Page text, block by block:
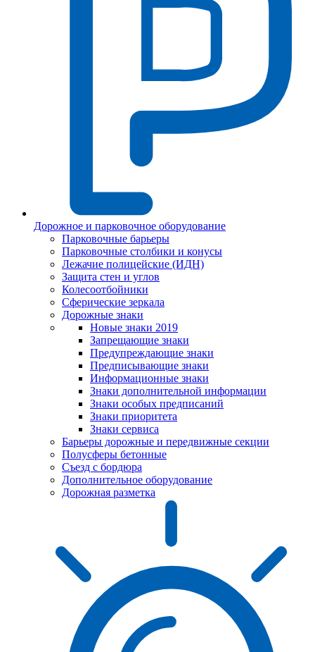
Дорожное и парковочное оборудование
Парковочные барьеры
Парковочные столбики и конусы
Лежачие полицейские (ИДН)
Защита стен и углов
Колесоотбойники
Сферические зеркала
Дорожные знаки
Новые знаки 2019
Запрещающие знаки
Предупреждающие знаки
Предписывающие знаки
Информационные знаки
Знаки дополнительной информации
Знаки особых предписаний
Знаки приоритета
Знаки сервиса
Барьеры дорожные и передвижные секции
Полусферы бетонные
Съезд с бордюра
Дополнительное оборудование
Дорожная разметка